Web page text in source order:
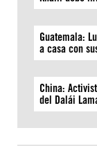
Guatemala:
a casa con
China:
del Dalái